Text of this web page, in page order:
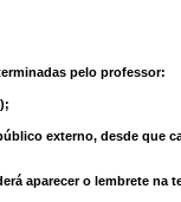
pelo professor:
externo, desde que
aparecer o lembrete na